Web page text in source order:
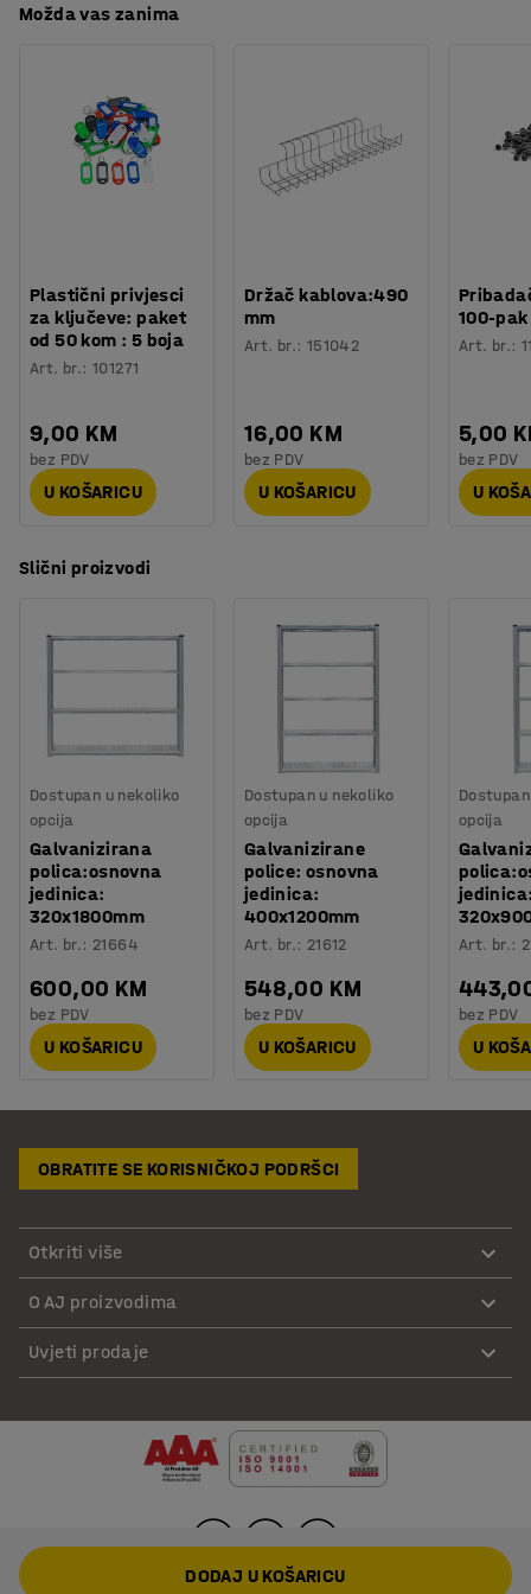
Možda vas zanima
Plastični privjesci
za ključeve: paket
od 50 kom : 5 boja
Art. br.:101271
9,00 KM
bez PDV
U KOŠARICU
Držač kablova:490
mm
Art. br.: 151042
16,00 KM
bez PDV
U KOŠARICU
100-pak
Art. br.:
5,00
bez PDV
U
Slični proizvodi
Dostupan u nekoliko
opcija
Galvanizirana
polica:osnovna
jedinica:
320x1800mm
Art. br.: 21664
600,00 KM
bez PDV
U KOŠARICU
Dostupan u nekoliko
opcija
Galvanizirane
police: osnovna
jedinica:
400x1200mm
Art. br.: 21612
548,00 KM
bez PDV
U KOŠARICU
opcija
Art. br.:
bez PDV
U
OBRATITE SE KORISNIČKOJ PODRŠCI
Otkriti više
O AJ proizvodima
Uvjeti prodaje
DODAJ U KOŠARICU